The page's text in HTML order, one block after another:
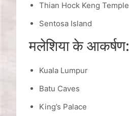
Thian Hock Keng Temple
Sentosa Island
मलेशिया के आकर्षण:
Kuala Lumpur
Batu Caves
King’s Palace